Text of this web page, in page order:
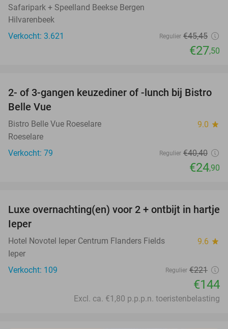
Safaripark + Speelland Beekse Bergen
Hilvarenbeek
Verkocht: 3.621
Regulier €45,45
€27,50
38%
2- of 3-gangen keuzediner of -lunch bij Bistro
Belle Vue
Bistro Belle Vue Roeselare 9.0 star
Roeselare
Verkocht: 79
Regulier €40,40
€24,90
35%
Luxe overnachting(en) voor 2 + ontbijt in hartje
Ieper
Hotel Novotel Ieper Centrum Flanders Fields 9.6 star
Ieper
Verkocht: 109
Regulier €221
€144
Excl. ca. €1,80 p.p.p.n. toeristenbelasting